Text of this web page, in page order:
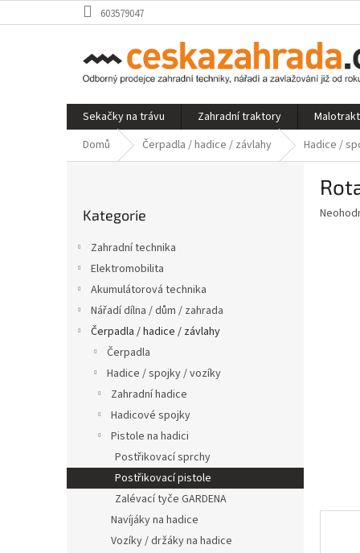
na
603579047
Sekačky na trávu Zahradní traktory
Domů
Čerpadla / hadice / závlahy Hadice /
kategorie
Kategorie
Zahradní technika
Elektromobilita
Akumulátorová technika
Nářadí dílna / dům / zahrada
Čerpadla / hadice / závlahy
Čerpadla
Hadice / spojky / vozíky
Zahradní hadice
Hadicové spojky
Pistole na hadici
Postřikovací sprchy
Postřikovací pistole
Zalévací tyče GARDENA
Navíjáky na hadice
Vozíky / držáky na hadice